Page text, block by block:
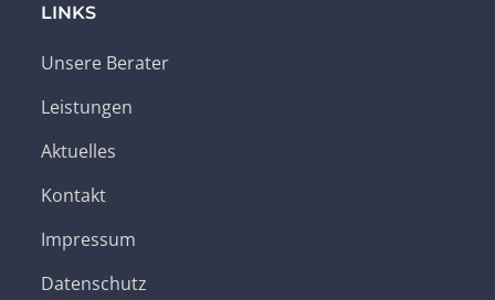
LINKS
Unsere Berater
Leistungen
Aktuelles
Kontakt
Impressum
Datenschutz